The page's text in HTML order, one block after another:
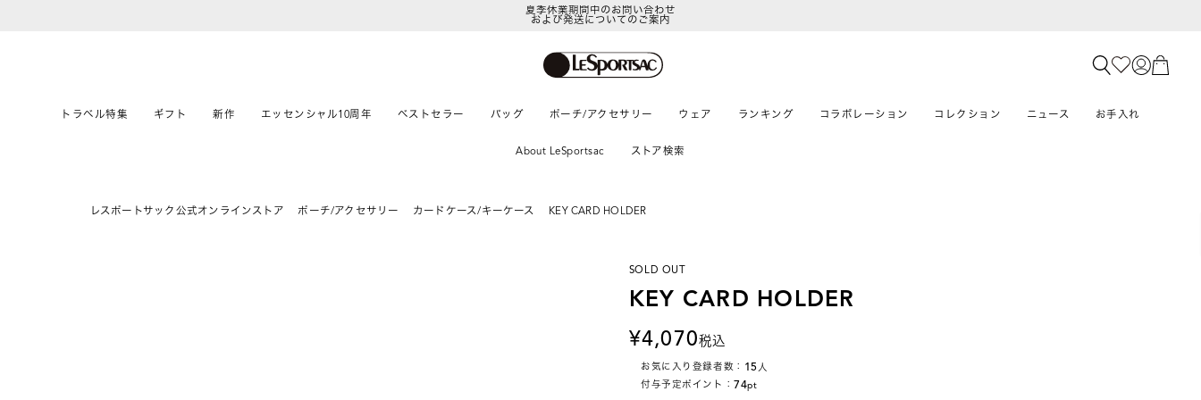
LeSportsac Member's Club
および発送についてのご案内
トラベル特集 ギフト 新作 エッセンシャル10周年 ベストセラー バッグ ポーチ/アクセサリー ウェア ランキング コラボレーション コレクション ニュース お手入れ
About LeSportsac ストア検索
レスポートサック公式オンラインストア ポーチ/アクセサリー カードケース/キーケース KEY CARD HOLDER
SOLD OUT
KEY CARD HOLDER
4,070税込
お気に入り登録者数： 15 人
付与予定ポイント：74pt